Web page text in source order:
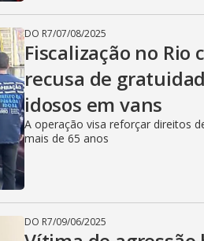
DO R7/07/08/2025
Fiscalização no Rio
recusa de
idosos em vans
A operação visa reforçar direitos
mais de 65 anos
DO R7/09/06/2025